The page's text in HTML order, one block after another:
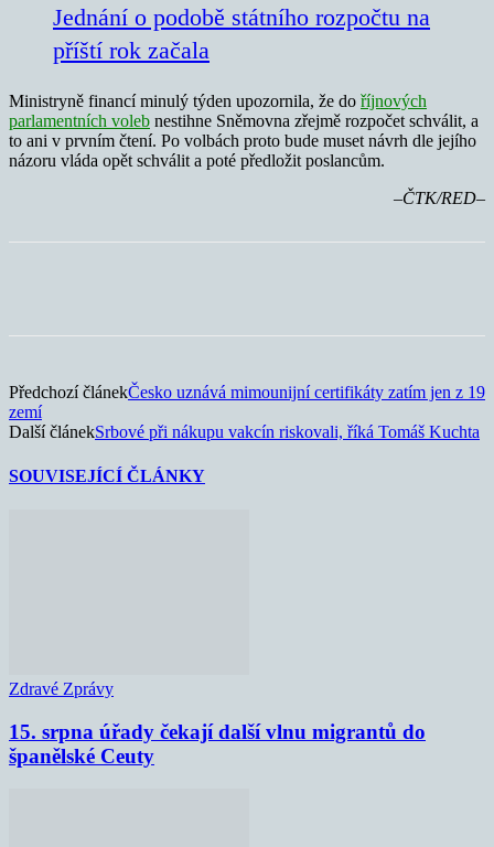
Jednání o podobě státního rozpočtu na
příští rok začala
Ministryně financí minulý týden upozornila, že do říjnových
parlamentních voleb nestihne Sněmovna zřejmě rozpočet schválit, a
to ani v prvním čtení. Po volbách proto bude muset návrh dle jejího
názoru vláda opět schválit a poté předložit poslancům.
–ČTK/RED–
Předchozí článekČesko uznává mimounijní certifikáty zatím jen z 19
zemí
Další článekSrbové při nákupu vakcín riskovali, říká Tomáš Kuchta
SOUVISEJÍCÍ ČLÁNKY
Zdravé Zprávy
15. srpna úřady čekají další vlnu migrantů do
španělské Ceuty